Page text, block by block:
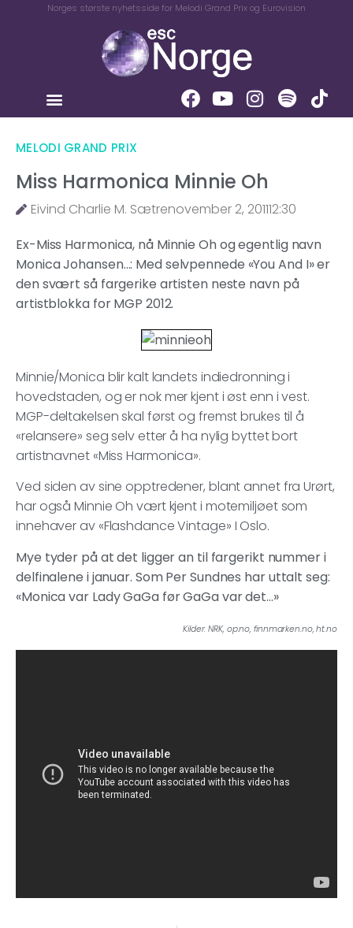
Norges største nyhetsside for Melodi Grand Prix og Eurovision
MELODI GRAND PRIX
Miss Harmonica Minnie Oh
Eivind Charlie M. Sætrenovember 2, 201112:30
Ex-Miss Harmonica, nå Minnie Oh og egentlig navn
Monica Johansen…: Med selvpennede «You And I» er
den svært så fargerike artisten neste navn på
artistblokka for MGP 2012.
Minnie/Monica blir kalt landets indiedronning i
hovedstaden, og er nok mer kjent i øst enn i vest.
MGP-deltakelsen skal først og fremst brukes til å
«relansere» seg selv etter å ha nylig byttet bort
artistnavnet «Miss Harmonica».
Ved siden av sine opptredener, blant annet fra Urørt,
har også Minnie Oh vært kjent i motemiljøet som
innehaver av «Flashdance Vintage» I Oslo.
Mye tyder på at det ligger an til fargerikt nummer i
delfinalene i januar. Som Per Sundnes har uttalt seg:
«Monica var Lady GaGa før GaGa var det…»
Kilder: NRK, op.no, finnmarken.no, ht.no